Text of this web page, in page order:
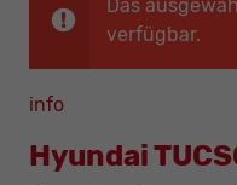
Das
verfügbar.
info
Hyundai